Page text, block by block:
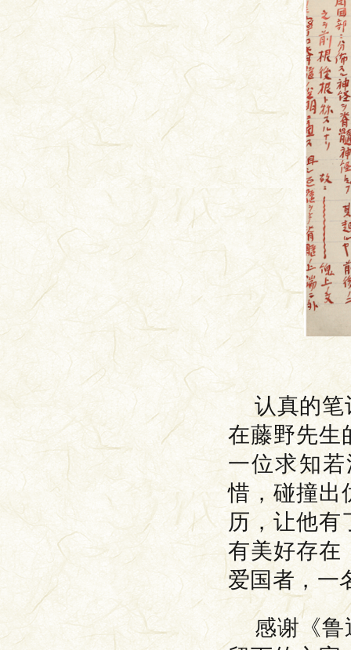
认真的
在藤野先生
一位求知
惜，碰撞出
历，让他有
有美好存在
爱国者，一
感谢《